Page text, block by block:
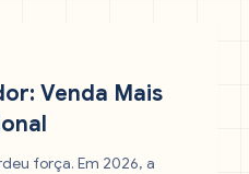
Venda Mais
força. Em 2026, a